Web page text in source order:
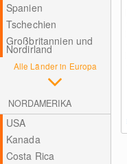
Spanien
Tschechien
Großbritannien und
Nordirland
Alle Länder in Europa
NORDAMERIKA
USA
Kanada
Costa Rica